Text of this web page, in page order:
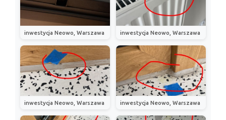
inwestycja Neowo, Warszawa inwestycja Neowo, Warszawa
inwestycja Neowo, Warszawa inwestycja Neowo, Warszawa